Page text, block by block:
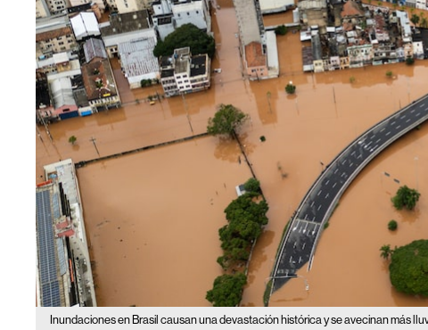
Inundaciones en Brasil causan una devastación histórica y se avecinan más